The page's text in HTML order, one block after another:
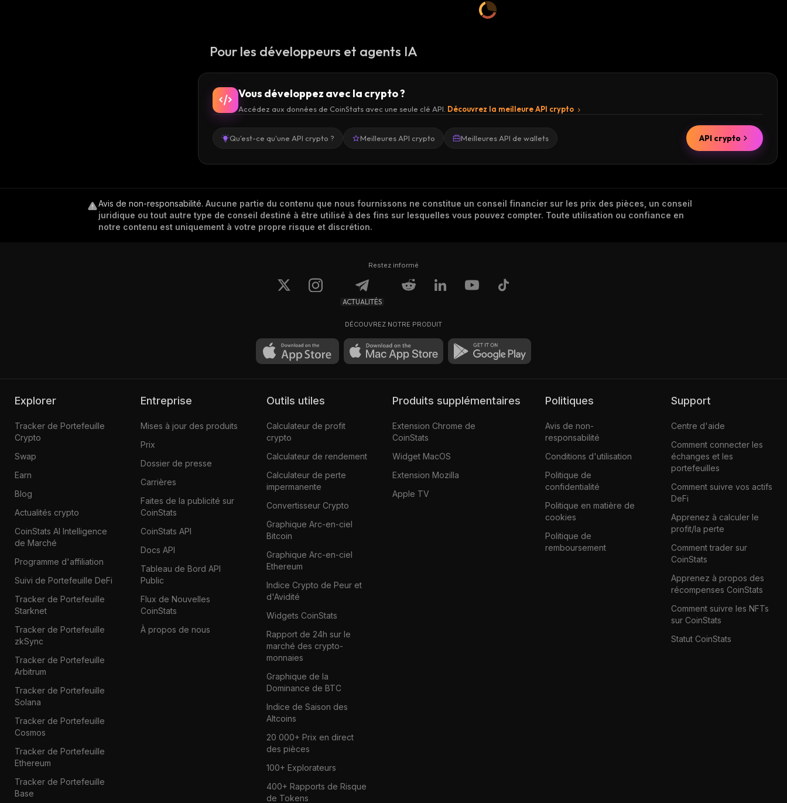
Pour les développeurs et agents IA
Vous développez avec la crypto ?
Accédez aux données de CoinStats avec une seule clé API. Découvrez la meilleure API crypto
Qu'est-ce qu'une API crypto ? Meilleures API crypto Meilleures API de wallets API crypto
Avis de non-responsabilité. Aucune partie du contenu que nous fournissons ne constitue un conseil financier sur les prix des pièces, un conseil
juridique ou tout autre type de conseil destiné à être utilisé à des fins sur lesquelles vous pouvez compter. Toute utilisation ou confiance en
notre contenu est uniquement à votre propre risque et discrétion.
Restez informé
ACTUALITÉS
DÉCOUVREZ NOTRE PRODUIT
Explorer
Tracker de Portefeuille
Crypto
Swap
Earn
Blog
Actualités crypto
CoinStats AI Intelligence
de Marché
Programme d'affiliation
Suivi de Portefeuille DeFi
Tracker de Portefeuille
Starknet
Tracker de Portefeuille
zkSync
Tracker de Portefeuille
Arbitrum
Tracker de Portefeuille
Solana
Tracker de Portefeuille
Cosmos
Tracker de Portefeuille
Ethereum
Tracker de Portefeuille
Base
Entreprise
Mises à jour des produits
Prix
Dossier de presse
Carrières
Faites de la publicité sur
CoinStats
CoinStats API
Docs API
Tableau de Bord API
Public
Flux de Nouvelles
CoinStats
À propos de nous
Outils utiles
Calculateur de profit
crypto
Calculateur de rendement
Calculateur de perte
impermanente
Convertisseur Crypto
Graphique Arc-en-ciel
Bitcoin
Graphique Arc-en-ciel
Ethereum
Indice Crypto de Peur et
d'Avidité
Widgets CoinStats
Rapport de 24h sur le
marché des crypto-
monnaies
Graphique de la
Dominance de BTC
Indice de Saison des
Altcoins
20 000+ Prix en direct
des pièces
100+ Explorateurs
400+ Rapports de Risque
de Tokens
Produits supplémentaires
Extension Chrome de
CoinStats
Widget MacOS
Extension Mozilla
Apple TV
Politiques
Avis de non-
responsabilité
Conditions d'utilisation
Politique de
confidentialité
Politique en matière de
cookies
Politique de
remboursement
Support
Centre d'aide
Comment connecter les
échanges et les
portefeuilles
Comment suivre vos actifs
DeFi
Apprenez à calculer le
profit/la perte
Comment trader sur
CoinStats
Apprenez à propos des
récompenses CoinStats
Comment suivre les NFTs
sur CoinStats
Statut CoinStats